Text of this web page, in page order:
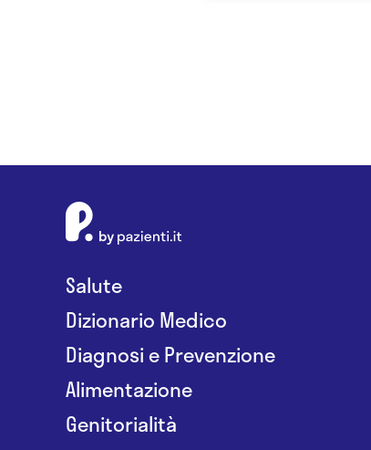
Salute
Dizionario Medico
Diagnosi e Prevenzione
Alimentazione
Genitorialità